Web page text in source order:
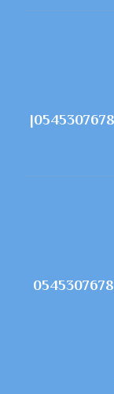
شركة مكافحة الحمام في العين |0545307678|